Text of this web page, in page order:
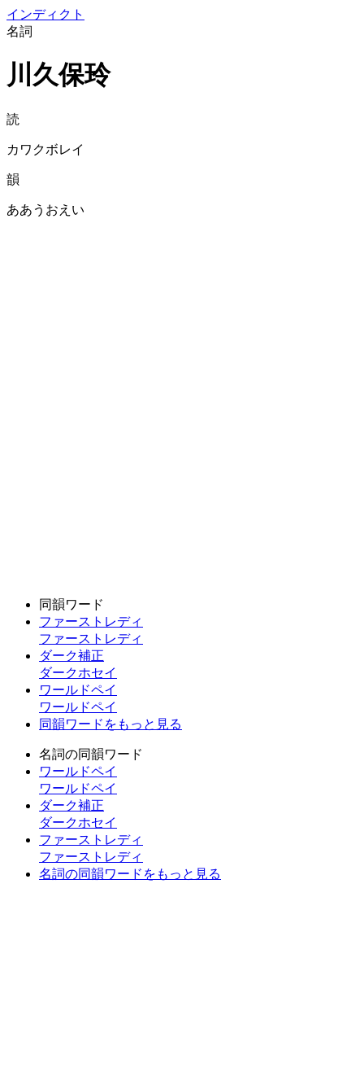
インディクト
名詞
川久保玲
読
カワクボレイ
韻
ああうおえい
同韻ワード
ファーストレディ
ファーストレディ
ダーク補正
ダークホセイ
ワールドペイ
ワールドペイ
同韻ワードをもっと見る
名詞の同韻ワード
ワールドペイ
ワールドペイ
ダーク補正
ダークホセイ
ファーストレディ
ファーストレディ
名詞の同韻ワードをもっと見る